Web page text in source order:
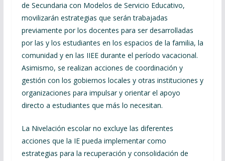
de Secundaria con Modelos de Servicio Educativo,
movilizarán estrategias que serán trabajadas
previamente por los docentes para ser desarrolladas
por las y los estudiantes en los espacios de la familia, la
comunidad y en las IIEE durante el período vacacional.
Asimismo, se realizan acciones de coordinación y
gestión con los gobiernos locales y otras instituciones y
organizaciones para impulsar y orientar el apoyo
directo a estudiantes que más lo necesitan.
La Nivelación escolar no excluye las diferentes
acciones que la IE pueda implementar como
estrategias para la recuperación y consolidación de